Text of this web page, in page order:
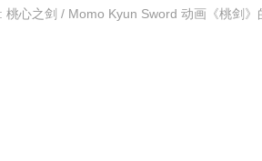
藤英美里 / 小松未可子 类型: 动画